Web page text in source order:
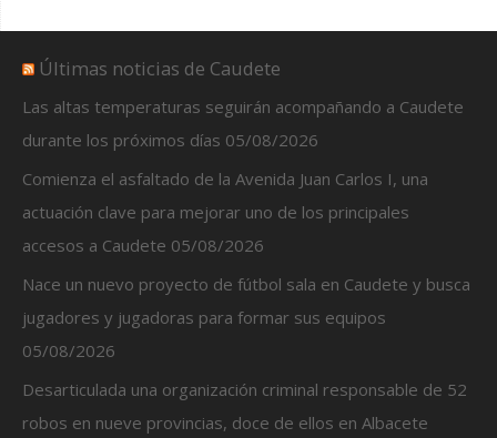
Últimas noticias de Caudete
Las altas temperaturas seguirán acompañando a Caudete
durante los próximos días 05/08/2026
Comienza el asfaltado de la Avenida Juan Carlos I, una
actuación clave para mejorar uno de los principales
accesos a Caudete 05/08/2026
Nace un nuevo proyecto de fútbol sala en Caudete y busca
jugadores y jugadoras para formar sus equipos
05/08/2026
Desarticulada una organización criminal responsable de 52
robos en nueve provincias, doce de ellos en Albacete